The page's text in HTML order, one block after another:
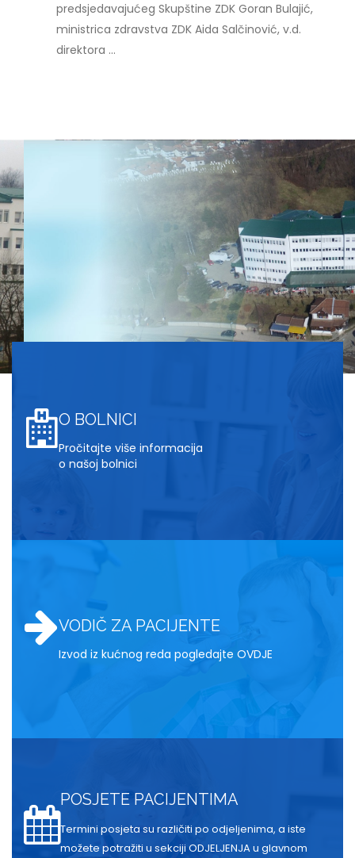
predsjedavajućeg Skupštine ZDK Goran Bulajić,
ministrica zdravstva ZDK Aida Salčinović, v.d.
direktora ...
O BOLNICI
Pročitajte više informacija
o našoj bolnici
VODIČ ZA PACIJENTE
Izvod iz kućnog reda pogledajte OVDJE
POSJETE PACIJENTIMA
Termini posjeta su različiti po odjeljenima, a iste
možete potražiti u sekciji ODJELJENJA u glavnom